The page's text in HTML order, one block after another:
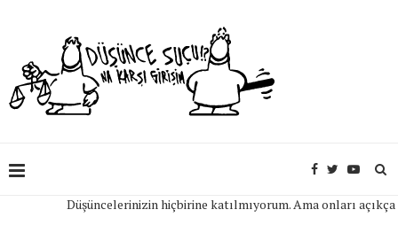
Düşüncelerinizin hiçbirine katılmıyorum. Ama onları açıkça